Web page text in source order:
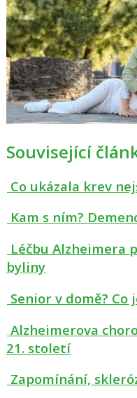
Související
Co ukázala krev
Kam s ním?
Léčbu Alzheimera
byliny
Senior v domě?
Alzheimerova
21. století
Zapomínání,